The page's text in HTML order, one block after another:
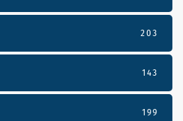
203
143
199